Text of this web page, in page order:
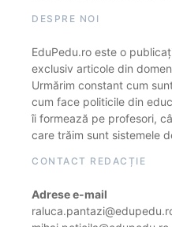
DESPRE NOI
EduPedu.ro este o
exclusiv articole din
Urmărim constant cum
cum face politicile din
îi formează pe profesori,
care trăim sunt sistemele
CONTACT REDACȚIE
Adrese e-mail